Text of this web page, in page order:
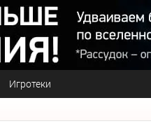
Игротеки